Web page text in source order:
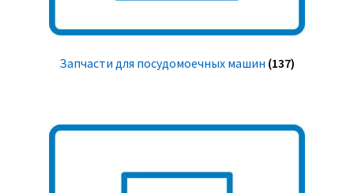
Запчасти для посудомоечных машин (137)